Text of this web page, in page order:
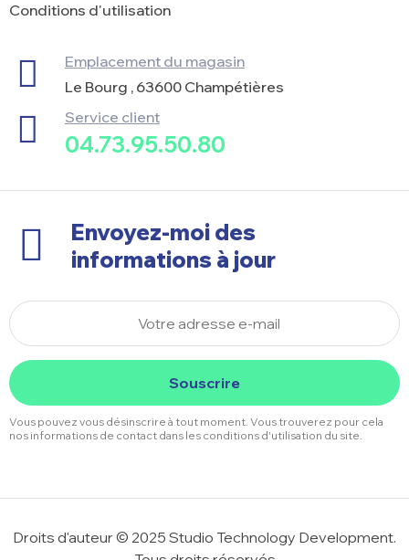
Conditions d'utilisation
Emplacement du magasin
Le Bourg , 63600 Champétières
Service client
04.73.95.50.80
Envoyez-moi des
informations à jour
Souscrire
Vous pouvez vous désinscrire à tout moment. Vous trouverez pour cela
nos informations de contact dans les conditions d'utilisation du site.
Droits d'auteur © 2025 Studio Technology Development.